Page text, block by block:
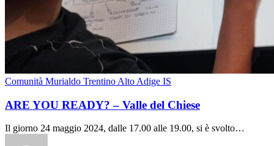
Comunità Murialdo Trentino Alto Adige IS
ARE YOU READY? – Valle del Chiese
Il giorno 24 maggio 2024, dalle 17.00 alle 19.00, si è svolto…